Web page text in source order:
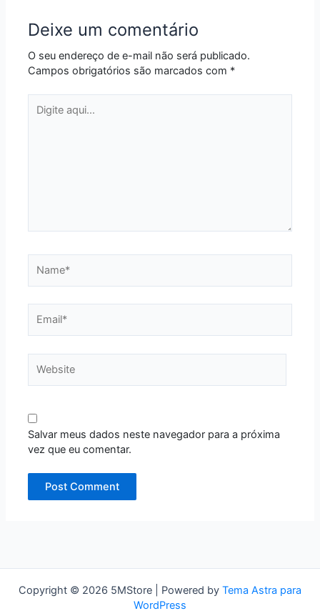
Deixe um comentário
O seu endereço de e-mail não será publicado.
Campos obrigatórios são marcados com *
aqui...
Salvar meus dados neste navegador para a próxima
vez que eu comentar.
Copyright © 2026 5MStore | Powered by Tema Astra para
WordPress